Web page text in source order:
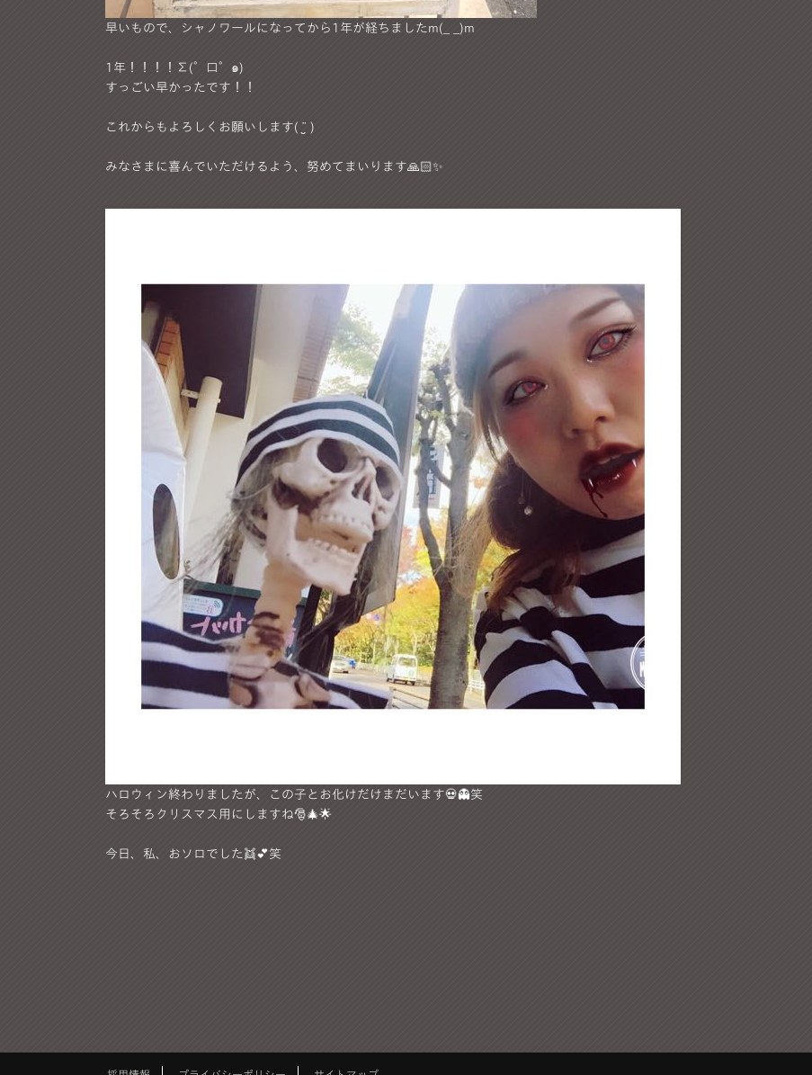
早いもので、シャノワールになってから1年が経ちましたm(_ _)m
1年！！！！∑(°口°๑)
すっごい早かったです！！
これからもよろしくお願いします( ¨̮ )
みなさまに喜んでいただけるよう、努めてまいります🙏🏻✨
ハロウィン終わりましたが、この子とお化けだけまだいます💀👻笑
そろそろクリスマス用にしますね🎅🎄🌟
今日、私、おソロでした👯💕笑